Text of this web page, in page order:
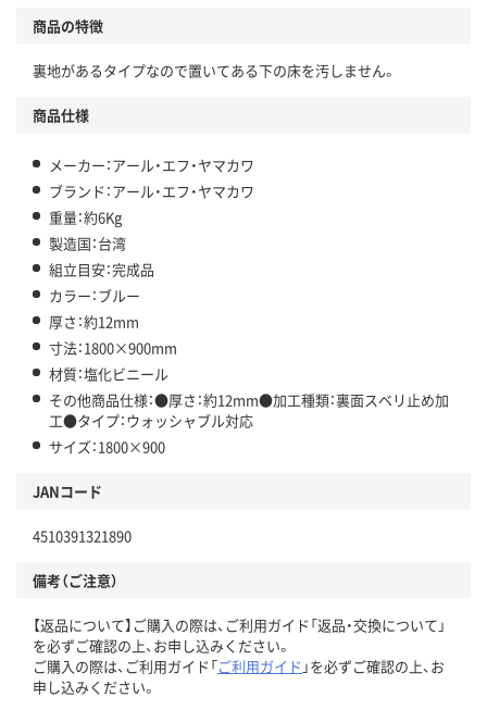
商品の特徴
裏地があるタイプなので置いてある下の床を汚しません。
商品仕様
メーカー：アール・エフ・ヤマカワ
ブランド：アール・エフ・ヤマカワ
重量：約6Kg
製造国：台湾
組立目安：完成品
カラー：ブルー
厚さ：約12mm
寸法：1800×900mm
材質：塩化ビニール
その他商品仕様：●厚さ：約12mm●加工種類：裏面スベリ止め加
工●タイプ：ウォッシャブル対応
サイズ：1800×900
JANコード
4510391321890
備考（ご注意）
【返品について】ご購入の際は、ご利用ガイド「返品・交換について」
を必ずご確認の上、お申し込みください。
ご購入の際は、ご利用ガイド「ご利用ガイド 」を必ずご確認の上、お
申し込みください。